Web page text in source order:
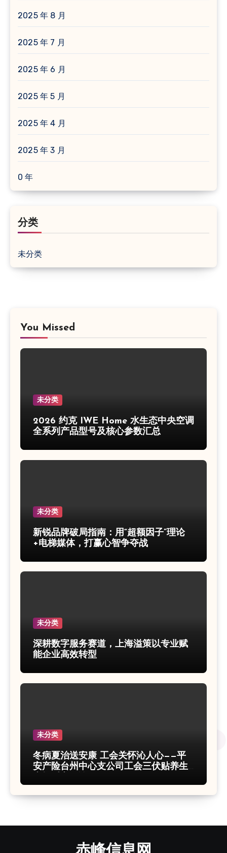
2025 年 8 月
2025 年 7 月
2025 年 6 月
2025 年 5 月
2025 年 4 月
2025 年 3 月
0 年
分类
未分类
You Missed
未分类
2026 约克 IWE Home 水生态中央空调
全系列产品型号及核心参数汇总
未分类
新锐品牌破局指南：用“超额因子”理论
+电梯媒体，打赢心智争夺战
未分类
深耕数字服务赛道，上海溢策以专业赋
能企业高效转型
未分类
冬病夏治送安康 工会关怀沁人心——平
安产险台州中心支公司工会三伏贴养生